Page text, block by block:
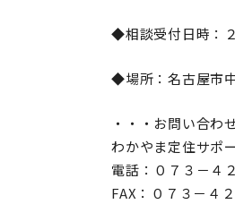
◆相談受付日時：
◆場所：名古屋市
・・・お問い合わ
わかやま定住サポ
電話：０７３－４
FAX：０７３－４